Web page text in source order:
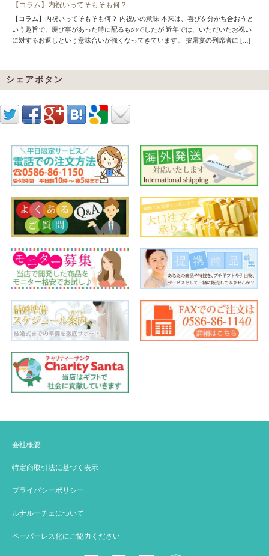
【コラム】内祝いってそもそも何？
【コラム】内祝いってそもそも何？ 内祝いの意味 本来は、喜びを分かち合おうと
いう趣旨で、慶び事があった時に配るものでしたが 近年では、いただいたお祝い
に対するお返しという意味合いが強くなってきています。 披露宴の列席者に […]
シェアボタン
会社概要
特定商取引法に基づく表示
プライバシーポリシー
ルナルーチェについて
ペーパーレス化にご協力ください